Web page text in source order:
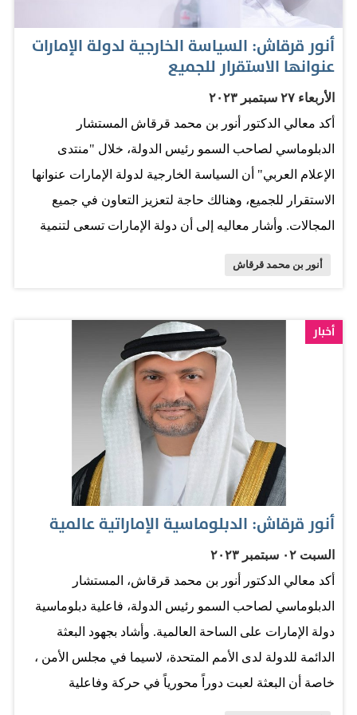
أنور قرقاش: السياسة الخارجية لدولة الإمارات
عنوانها الاستقرار للجميع
الأربعاء ٢٧ سبتمبر ٢٠٢٣
أكد معالي الدكتور أنور بن محمد قرقاش المستشار
الدبلوماسي لصاحب السمو رئيس الدولة، خلال "منتدى
الإعلام العربي" أن السياسة الخارجية لدولة الإمارات عنوانها
الاستقرار للجميع، وهنالك حاجة لتعزيز التعاون في جميع
المجالات. وأشار معاليه إلى أن دولة الإمارات تسعى لتنمية
الأرقام، فبيئة الإمارات بيئة متسامحة ومنفتحة. وأضاف
معاليه أن كل الدول لها مصلحة للازدهار المشترك، ودولة
الإمارات هي المحرك الأول، فلدينا الإبداع والمبادرات لكن
دائمًا نبحث عن الشركاء. وعن القرار بعودة سوريا لجامعة
الدول العربية قال معاليه إنه قرار صائب ولكن يجب على
أحد أهم المؤتمرات التي تقام في دولة الإمارات، ونحن من
أوائل الدول التي أطلقت مبادراتها في هذا المجال. المصدر:
البيان
أنور بن محمد قرقاش
أخبار
أنور قرقاش: الدبلوماسية الإماراتية عالمية
السبت ٠٢ سبتمبر ٢٠٢٣
أكد معالي الدكتور أنور بن محمد قرقاش، المستشار
الدبلوماسي لصاحب السمو رئيس الدولة، فاعلية دبلوماسية
دولة الإمارات على الساحة العالمية. وأشاد بجهود البعثة
الدائمة للدولة لدى الأمم المتحدة، لاسيما في مجلس الأمن ،
خاصة أن البعثة لعبت دوراً محورياً في حركة وفاعلية